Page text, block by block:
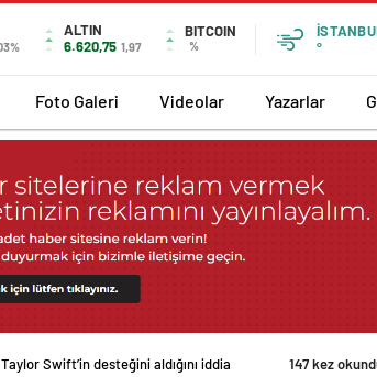
ALTIN
6.620,75 1,97
BITCOIN
%
°
Foto Galeri Videolar Yazarlar
Swift’in desteğini aldığını iddia
147 kez